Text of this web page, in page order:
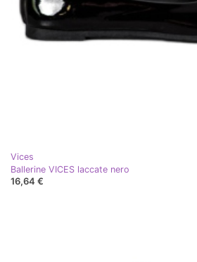
Vices
Ballerine VICES laccate nero
16,64 €